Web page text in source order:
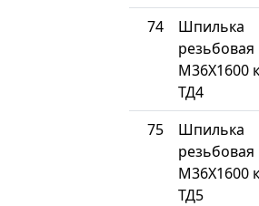
74
Шпилька
резьбовая
М36Х1600
ТД4
75
Шпилька
резьбовая
М36Х1600
ТД5